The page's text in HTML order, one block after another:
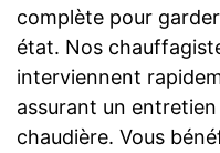
complète pour
état. Nos
interviennent
assurant un
chaudière. Vous